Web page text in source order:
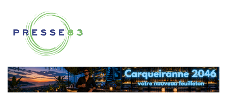
contenu
Presse 83